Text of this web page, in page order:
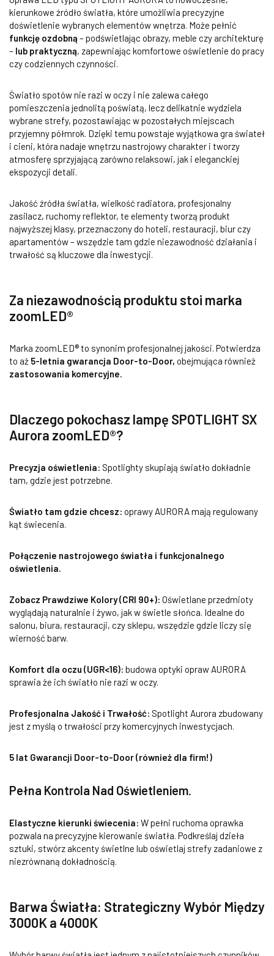
kierunkowe źródło światła, które umożliwia precyzyjne
doświetlenie wybranych elementów wnętrza. Może pełnić
funkcję ozdobną – podświetlając obrazy, meble czy architekturę
– lub praktyczną, zapewniając komfortowe oświetlenie do pracy
czy codziennych czynności.
Światło spotów nie razi w oczy i nie zalewa całego
pomieszczenia jednolitą poświatą, lecz delikatnie wydziela
wybrane strefy, pozostawiając w pozostałych miejscach
przyjemny półmrok. Dzięki temu powstaje wyjątkowa gra świateł
i cieni, która nadaje wnętrzu nastrojowy charakter i tworzy
atmosferę sprzyjającą zarówno relaksowi, jak i eleganckiej
ekspozycji detali.
Jakość źródła światła, wielkość radiatora, profesjonalny
zasilacz, ruchomy reflektor, te elementy tworzą produkt
najwyższej klasy, przeznaczony do hoteli, restauracji, biur czy
apartamentów – wszędzie tam gdzie niezawodność działania i
trwałość są kluczowe dla inwestycji.
Za niezawodnością produktu stoi marka
zoomLED®
Marka zoomLED® to synonim profesjonalnej jakości. Potwierdza
to aż 5-letnia gwarancja Door-to-Door, obejmująca również
zastosowania komercyjne.
Dlaczego pokochasz lampę SPOTLIGHT SX
Aurora zoomLED®?
Precyzja oświetlenia: Spotlighty skupiają światło dokładnie
tam, gdzie jest potrzebne.
Światło tam gdzie chcesz: oprawy AURORA mają regulowany
kąt świecenia.
Połączenie nastrojowego światła i funkcjonalnego
oświetlenia.
Zobacz Prawdziwe Kolory (CRI 90+): Oświetlane przedmioty
wyglądają naturalnie i żywo, jak w świetle słońca. Idealne do
salonu, biura, restauracji, czy sklepu, wszędzie gdzie liczy się
wierność barw.
Komfort dla oczu (UGR<16): budowa optyki opraw AURORA
sprawia że ich światło nie razi w oczy.
Profesjonalna Jakość i Trwałość: Spotlight Aurora zbudowany
jest z myślą o trwałości przy komercyjnych inwestycjach.
5 lat Gwarancji Door-to-Door (również dla firm!)
Pełna Kontrola Nad Oświetleniem.
Elastyczne kierunki świecenia: W pełni ruchoma oprawka
pozwala na precyzyjne kierowanie światła. Podkreślaj dzieła
sztuki, stwórz akcenty świetlne lub oświetlaj strefy zadaniowe z
niezrównaną dokładnością.
Barwa Światła: Strategiczny Wybór Między
3000K a 4000K